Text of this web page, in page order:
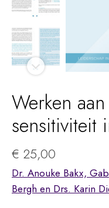
Werken
sensitiviteit
€ 25,00
Dr. Anouke Bakx,
Bergh en Drs. Karin